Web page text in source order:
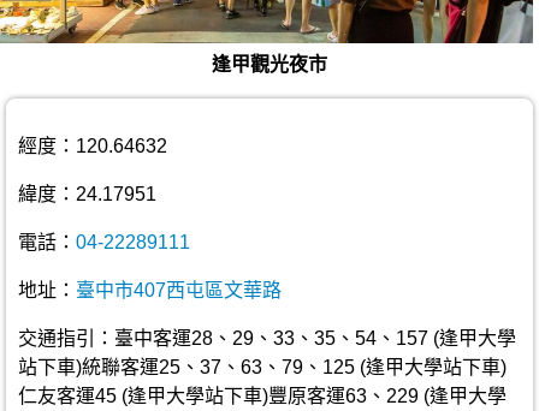
逢甲觀光夜市
經度：120.64632
緯度：24.17951
電話： 04-22289111
地址： 臺中市407西屯區文華路
交通指引：臺中客運28、29、33、35、54、157 (逢甲大學
站下車)統聯客運25、37、63、79、125 (逢甲大學站下車)
仁友客運45 (逢甲大學站下車)豐原客運63、229 (逢甲大學